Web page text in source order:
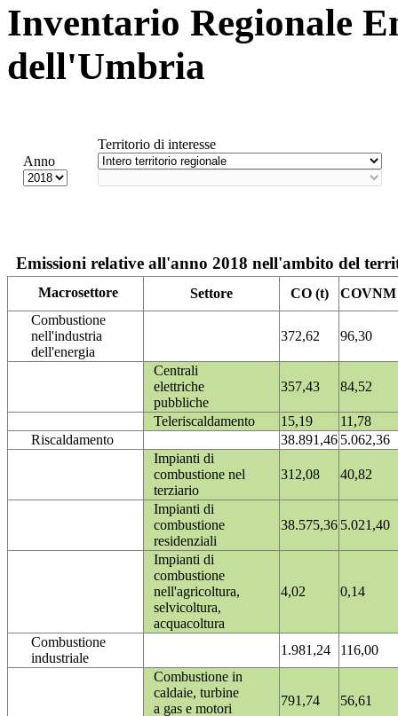
Inventario Regionale
dell'Umbria
Anno
Territorio di interesse
Emissioni relative all'anno 2018 nell'ambito del
Macrosettore Settore CO (t)
COVNM
Combustione
nell'industria
dell'energia
372,62 96,30
Centrali
elettriche
pubbliche
357,43 84,52
Teleriscaldamento 15,19
11,78
Riscaldamento
38.891,46 5.062,36
Impianti di
combustione nel
terziario
312,08 40,82
Impianti di
combustione
residenziali
38.575,36 5.021,40
Impianti di
combustione
nell'agricoltura,
selvicoltura,
acquacoltura
4,02 0,14
Combustione
industriale
1.981,24
116,00
Combustione in
caldaie, turbine
a gas e motori
791,74 56,61